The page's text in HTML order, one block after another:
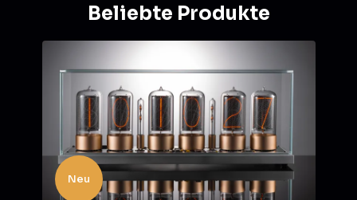
Beliebte Produkte
Neu